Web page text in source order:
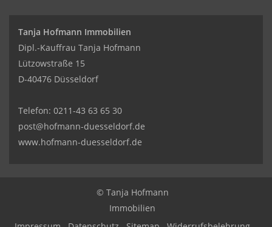
Tanja Hofmann Immobilien
Dipl.-Kauffrau Tanja Hofmann
Lützowstraße 15
D-40476 Düsseldorf
Telefon: 0211-43 63 65 30
post@hofmann-duesseldorf.de
www.hofmann-duesseldorf.de
© Tanja Hofmann
Immobilien